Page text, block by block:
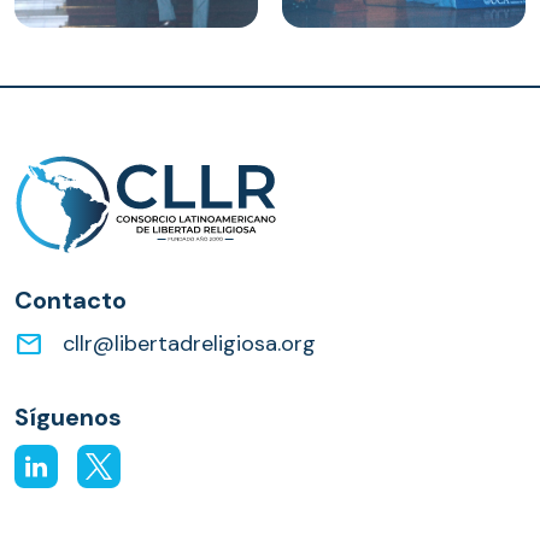
Contacto
email cllr@libertadreligiosa.org
Síguenos